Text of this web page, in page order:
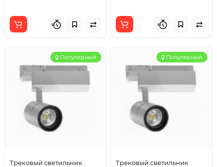
Популярный
Трековый светильник
Популярный
Трековый светильник